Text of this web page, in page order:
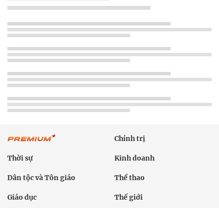
Chính trị
Thời sự Kinh doanh
Dân tộc và Tôn giáo Thể thao
Giáo dục Thế giới